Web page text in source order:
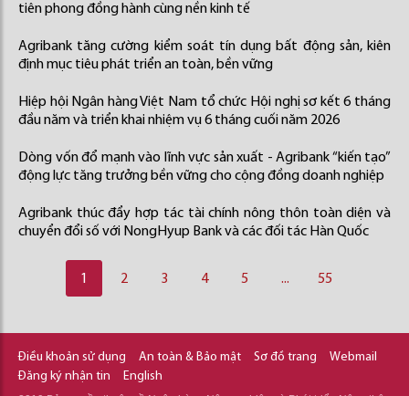
tiên phong đồng hành cùng nền kinh tế
Agribank tăng cường kiểm soát tín dụng bất động sản, kiên
định mục tiêu phát triển an toàn, bền vững
Hiệp hội Ngân hàng Việt Nam tổ chức Hội nghị sơ kết 6 tháng
đầu năm và triển khai nhiệm vụ 6 tháng cuối năm 2026
Dòng vốn đổ mạnh vào lĩnh vực sản xuất - Agribank “kiến tạo”
động lực tăng trưởng bền vững cho cộng đồng doanh nghiệp
Agribank thúc đẩy hợp tác tài chính nông thôn toàn diện và
chuyển đổi số với NongHyup Bank và các đối tác Hàn Quốc
1 2 3 4 5 ... 55
Điều khoản sử dụng An toàn & Bảo mật Sơ đồ trang
Webmail
Đăng ký nhận tin
English